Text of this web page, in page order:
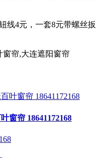
线4元，一套8元带螺丝扳
窗帘 18641172168